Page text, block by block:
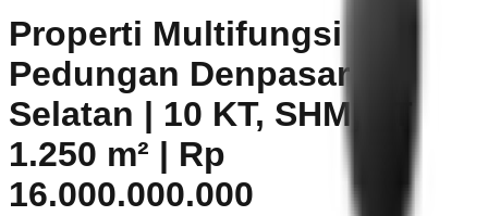
Properti Multifungsi
Pedungan Denpasar
Selatan | 10 KT, SHM, LT
1.250 m² | Rp
16.000.000.000